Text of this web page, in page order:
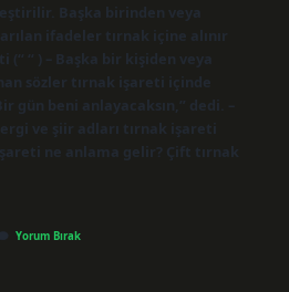
Başka birinden veya
ifadeler tırnak içine alınır
(“ “ ) – Başka bir kişiden veya
sözler tırnak işareti içinde
gün beni anlayacaksın,” dedi. –
ve şiir adları tırnak işareti
ne anlama gelir? Çift tırnak
Yorum Bırak